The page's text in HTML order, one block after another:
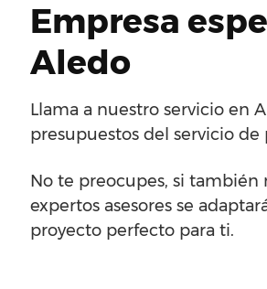
Empresa
Aledo
Llama a nuestro servicio en
presupuestos del servicio
No te preocupes, si también
expertos asesores se
proyecto perfecto para ti.